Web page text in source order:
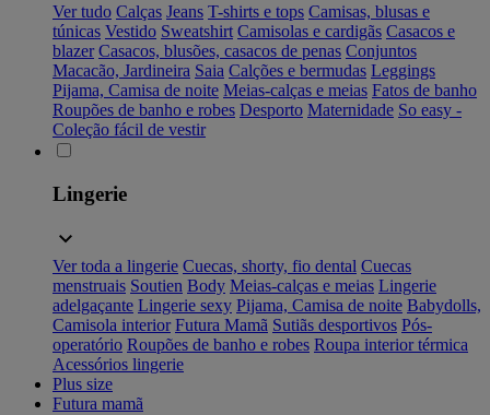
Ver tudo Calças Jeans T-shirts e tops Camisas, blusas e
túnicas Vestido Sweatshirt Camisolas e cardigãs Casacos e
blazer Casacos, blusões, casacos de penas Conjuntos
Macacão, Jardineira Saia Calções e bermudas Leggings
Pijama, Camisa de noite Meias-calças e meias Fatos de banho
Roupões de banho e robes Desporto Maternidade So easy -
Coleção fácil de vestir
Lingerie
Ver toda a lingerie Cuecas, shorty, fio dental Cuecas
menstruais Soutien Body Meias-calças e meias Lingerie
adelgaçante Lingerie sexy Pijama, Camisa de noite Babydolls,
Camisola interior Futura Mamã Sutiãs desportivos Pós-
operatório Roupões de banho e robes Roupa interior térmica
Acessórios lingerie
Plus size
Futura mamã